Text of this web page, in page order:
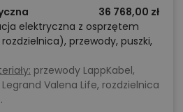
36 768,00 zł
elektryczna z osprzętem
przewody, puszki,
przewody LappKabel,
Valena Life, rozdzielnica